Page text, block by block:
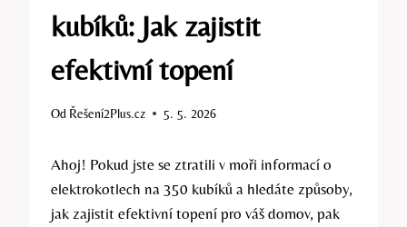
kubíků: Jak zajistit
efektivní topení
Od Řešení2Plus.cz 5. 5. 2026
Ahoj! Pokud jste se ⁢ztratili v moři informací‌ o‍
elektrokotlech na 350 ⁤kubíků a hledáte způsoby,⁢
jak⁤ zajistit efektivní⁢ topení⁢ pro ​váš domov, ⁤pak‌